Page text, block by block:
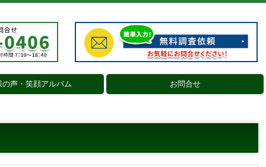
の声・笑顔アルバム お問合せ